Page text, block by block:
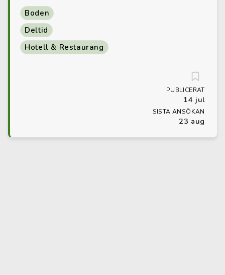
Boden
Deltid
Hotell & Restaurang
PUBLICERAT
14 jul
SISTA ANSÖKAN
23 aug